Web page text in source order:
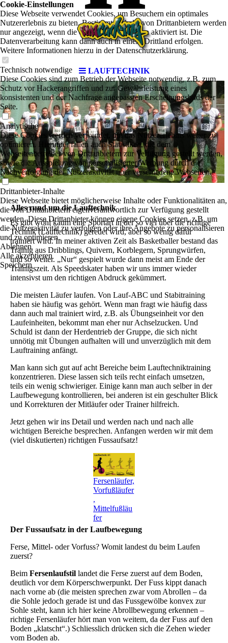
LAUFTECHNIK
Alles rund um die Lauftechnik
Es gibt wohl kaum eine Sportart in der so viel über die richtige
Technik (Lauftechnik) geredet wird, aber so wenig dafür
trainiert wird. In meiner aktiven Zeit als Basketballer bestand das
Trainig aus Dribblings, Quivern, Korblegern, Sprungwürfen,
und so weiter. „Nur“ gespielt wurde dann meist am Ende der
Trainigszeit. Als Speedskater haben wir uns immer wieder
intensivst um den richtigen Abdruck gekümmert.
Die meisten Läufer laufen. Von Lauf-ABC und Stabitraining
haben sie häufig was gehört. Wenn man fragt wie häufig dass
dann auch mal trainiert wird, z.B. als Übungseinheit vor den
Laufeinheiten, bekommt man eher nur Achselzucken. Und
Schuld ist dann der Herdentrieb der Gruppe, die sich nicht
unnötig mit Übungen aufhalten will und unverzüglich mit dem
Lauftraining anfängt.
Man kann sich gut auf acht Bereiche beim Lauftechniktraining
konzentrieren. Diese lassen sich teils recht einfach umsetzen,
teils ein wenig schwieriger. Einige kann man auch selber in der
Laufbewegung kontrollieren, bei anderen ist ein geschulter Blick
und Korrekturen der Mitläufer oder Trainer hilfreich.
Jetzt gehen wir ins Detail und werden nach und nach alle
wichtigen Bereiche besprechen. Anfangen werden wir mit dem
(viel diskutierten) richtigen Fussaufsatz!
Fersenläufer,
Vorfußläufer
,
Mittelfußläu
fer
Der Fussaufsatz in der Laufbewegung
Ferse, Mittel- oder Vorfuss? Womit landest du beim Laufen
zuerst?
Beim Fersenlaufstil landet die Ferse zuerst auf dem Boden,
deutlich vor dem Körperschwerpunkt. Der Fuss kippt danach
nach vorne ab (die meisten sprechen zwar vom Abrollen – da
die Sohle jedoch gerade ist und das Fussgewölbe konvex zur
Sohle steht, kann ich hier keine Abrollbewegung erkennen –
richtige Fersenläufer hört man von weitem, da der Fuss auf den
Boden „klatscht“.) Schliesslich drücken sich die Zehen wieder
vom Boden ab.
Cookie-Einstellungen
Diese Webseite verwendet Cookies, um Besuchern ein optimales
Nutzererlebnis zu bieten. Bestimmte Inhalte von Drittanbietern werden
nur angezeigt, wenn die entsprechende Option aktiviert ist. Die
Datenverarbeitung kann dann auch in einem Drittland erfolgen.
Weitere Informationen hierzu in der Datenschutzerklärung.
Technisch notwendige
Diese Cookies sind zum Betrieb der Webseite notwendig, z.B. zum
Schutz vor Hackerangriffen und zur Gewährleistung eines
konsistenten und der Nachfrage angepassten Erscheinungsbilds der
Seite.
Analytische
Diese Cookies werden verwendet, um das Nutzererlebnis weiter zu
optimieren. Hierunter fallen auch Statistiken, die dem
Webseitenbetreiber von Drittanbietern zur Verfügung gestellt werden,
sowie die Ausspielung von personalisierter Werbung durch die
Nachverfolgung der Nutzeraktivität über verschiedene Webseiten.
Drittanbieter-Inhalte
Diese Webseite bietet möglicherweise Inhalte oder Funktionalitäten an,
die von Drittanbietern eigenverantwortlich zur Verfügung gestellt
werden. Diese Drittanbieter können eigene Cookies setzen, z.B. um
die Nutzeraktivität zu verfolgen oder ihre Angebote zu personalisieren
und zu optimieren.
Ablehnen
Alle akzeptieren
Speichern